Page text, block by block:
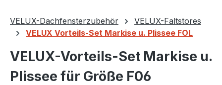
VELUX-Dachfensterzubehör
VELUX-Faltstores
VELUX Vorteils-Set Markise u. Plissee FOL
VELUX-Vorteils-Set Markise u.
Plissee für Größe F06